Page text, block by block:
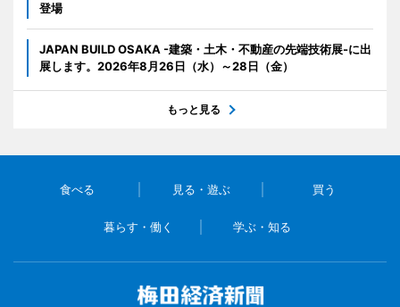
登場
JAPAN BUILD OSAKA -建築・土木・不動産の先端技術展-に出
展します。2026年8月26日（水）～28日（金）
もっと見る
食べる 見る・遊ぶ 買う
暮らす・働く 学ぶ・知る